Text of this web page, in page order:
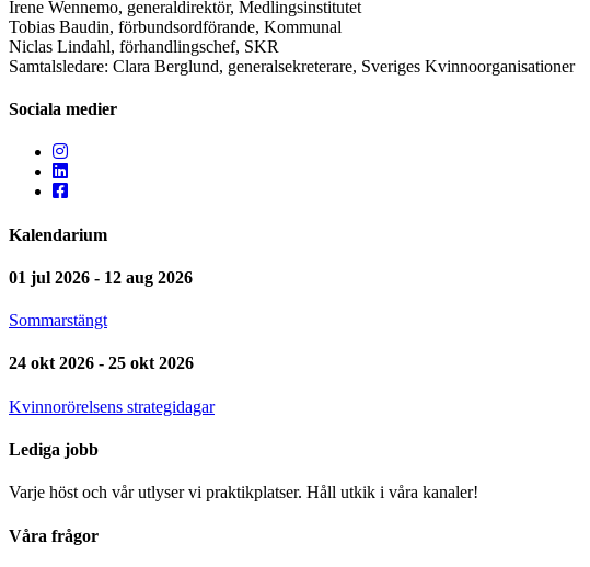
Irene Wennemo, generaldirektör, Medlingsinstitutet
Tobias Baudin, förbundsordförande, Kommunal
Niclas Lindahl, förhandlingschef, SKR
Samtalsledare: Clara Berglund, generalsekreterare, Sveriges Kvinnoorganisationer
Sociala medier
Kalendarium
01 jul 2026 - 12 aug 2026
Sommarstängt
24 okt 2026 - 25 okt 2026
Kvinnorörelsens strategidagar
Lediga jobb
Varje höst och vår utlyser vi praktikplatser. Håll utkik i våra kanaler!
Våra frågor